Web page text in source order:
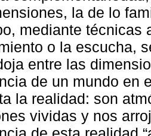
la de lo
mediante técnicas
o la escucha,
entre las
de un mundo en
la realidad: son
vividas y nos